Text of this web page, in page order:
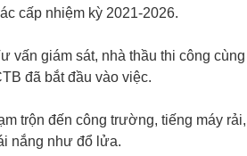
cấp nhiệm kỳ 2021-2026.
vấn giám sát, nhà thầu thi công cùng
đã bắt đầu vào việc.
trộn đến công trường, tiếng máy rải,
nắng như đổ lửa.